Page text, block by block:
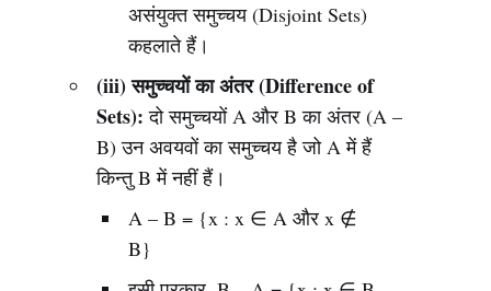
असंयुक्त समुच्चय (Disjoint Sets)
कहलाते हैं।
(iii) समुच्चयों का अंतर (Difference of
Sets): दो समुच्चयों A और B का अंतर (A –
B) उन अवयवों का समुच्चय है जो A में हैं
किन्तु B में नहीं हैं।
A – B = {x : x ∈ A और x ∉
B}